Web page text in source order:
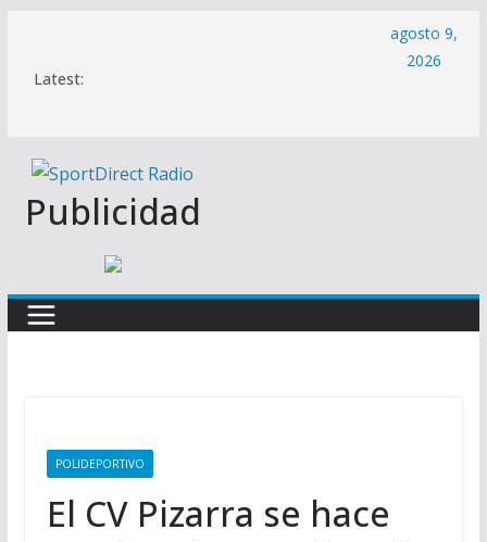
contenido
Latest:
agosto 9,
2026
Publicidad
POLIDEPORTIVO
El CV Pizarra se hace